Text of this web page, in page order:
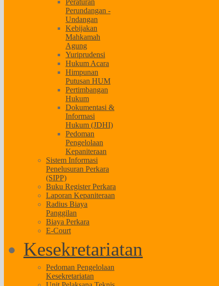
Peraturan
Perundangan -
Undangan
Kebijakan
Mahkamah
Agung
Yuriprudensi
Hukum Acara
Himpunan
Putusan HUM
Pertimbangan
Hukum
Dokumentasi &
Informasi
Hukum (JDHI)
Pedoman
Pengelolaan
Kepaniteraan
Sistem Informasi
Penelusuran Perkara
(SIPP)
Buku Register Perkara
Laporan Kepaniteraan
Radius Biaya
Panggilan
Biaya Perkara
E-Court
Kesekretariatan
Pedoman Pengelolaan
Kesekretariatan